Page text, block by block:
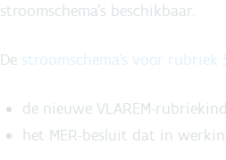
stroomschema’s beschikbaar.
De stroomschema’s voor rubriek
de nieuwe VLAREM-
het MER-besluit dat in